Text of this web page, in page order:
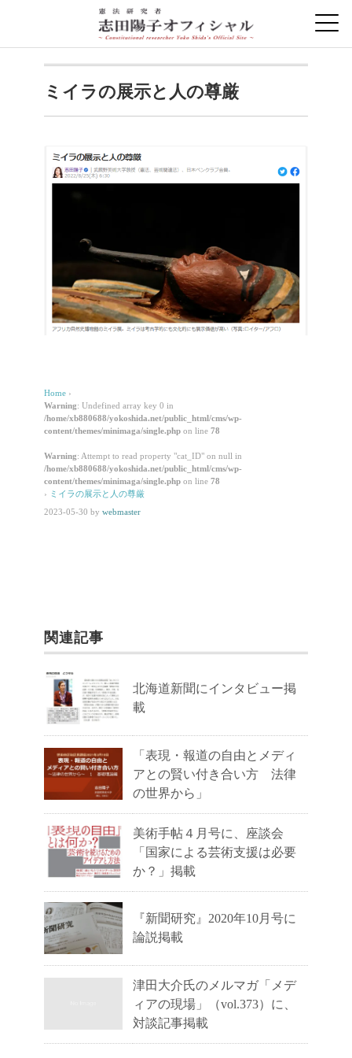
ミイラの展示と人の尊厳
Home ›
Warning: Undefined array key 0 in
/home/xb880688/yokoshida.net/public_html/cms/wp-
content/themes/minimaga/single.php on line 78
Warning: Attempt to read property "cat_ID" on null in
/home/xb880688/yokoshida.net/public_html/cms/wp-
content/themes/minimaga/single.php on line 78
› ミイラの展示と人の尊厳
2023-05-30 by webmaster
関連記事
北海道新聞にインタビュー掲
載
「表現・報道の自由とメディ
アとの賢い付き合い方 法律
の世界から」
美術手帖４月号に、座談会
「国家による芸術支援は必要
か？」掲載
『新聞研究』2020年10月号に
論説掲載
津田大介氏のメルマガ「メデ
ィアの現場」（vol.373）に、
対談記事掲載